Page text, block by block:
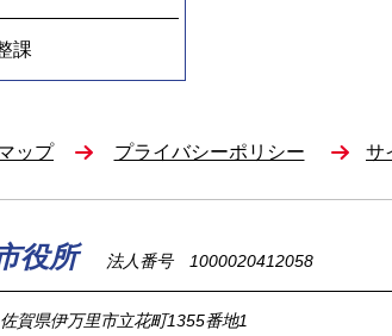
課
ップ プライバシーポリシー サ
役所 法人番号 1000020412058
佐賀県伊万里市立花町1355番地1